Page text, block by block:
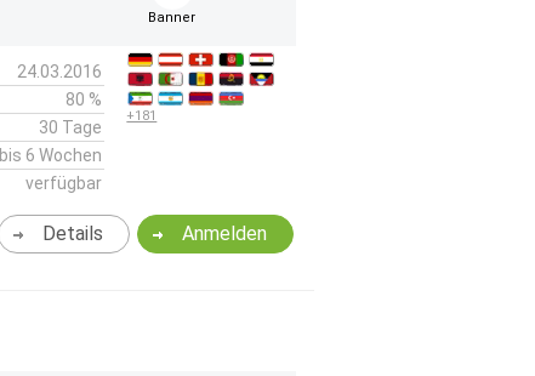
Banner
24.03.2016
80 %
30 Tage
bis 6 Wochen
verfügbar
+181
Anmelden
Details